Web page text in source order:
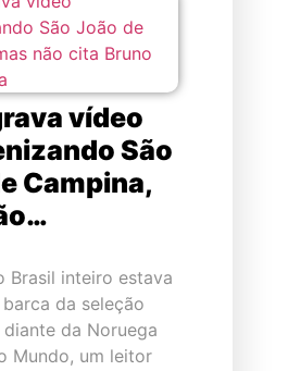
vídeo
São
Campina,
Brasil inteiro estava
da seleção
da Noruega
Mundo, um leitor